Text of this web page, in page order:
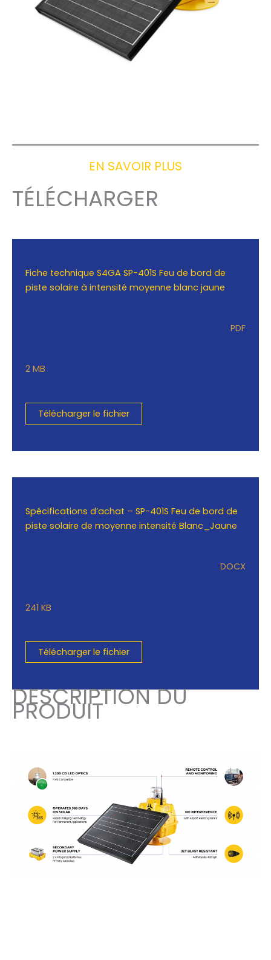
EN SAVOIR PLUS
TÉLÉCHARGER
Fiche technique S4GA SP-401S Feu de bord de
piste solaire à intensité moyenne blanc jaune
PDF
2 MB
Télécharger le fichier
Spécifications d’achat – SP-401S Feu de bord de
piste solaire de moyenne intensité Blanc_Jaune
DOCX
241 KB
Télécharger le fichier
DESCRIPTION DU
PRODUIT